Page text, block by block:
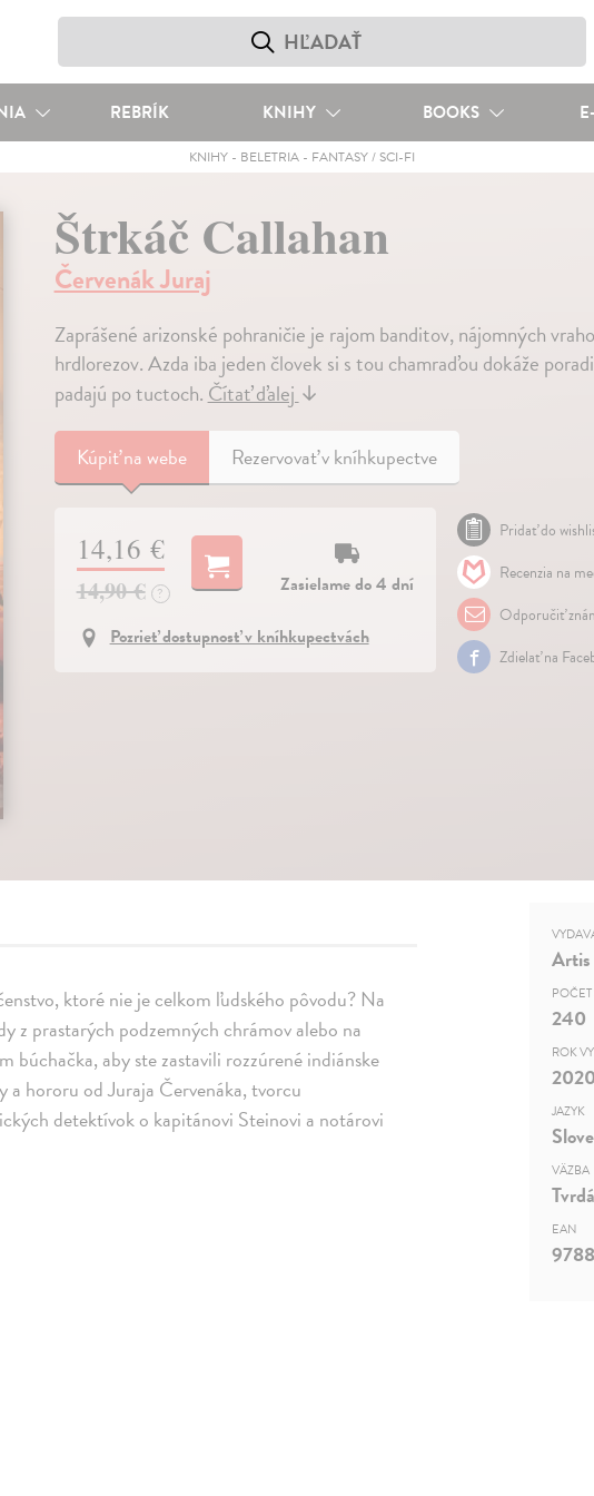
REBRÍK KNIHY BOOKS
KNIHY - BELETRIA - FANTASY / SCI-FI
Štrkáč Callahan
Červenák Juraj
Zaprášené arizonské pohraničie je rajom banditov, nájomných
hrdlorezov. Azda iba jeden človek si s tou chamraďou dokáže
padajú po tuctoch.Čítať ďalej↓
Kúpiťna webe Rezervovať v kníhkupectve
14,16 €
14,90 € ?
Zasielame do 4 dní
Pozrieť dostupnosť v kníhkupectvách
Pridať do
Recenzia na
Odporučiť
Zdielať na
ktoré nie je celkom ľudského pôvodu? Na
z prastarých podzemných chrámov alebo na
búchačka, aby ste zastavili rozzúrené indiánske
a hororu od Juraja Červenáka, tvorcu
detektívok o kapitánovi Steinovi a notárovi
240
ROK
2020
JAZYK
VÄZBA
EAN